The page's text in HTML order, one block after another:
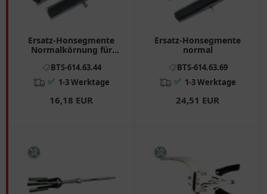
Ersatz-Honsegmente
Normalkörnung für
6146302
BTS-614.63.44
✅ 1-3 Werktage
16,18 EUR
Ersatz-Honsegmente
normal
BTS-614.63.69
✅ 1-3 Werktage
24,51 EUR